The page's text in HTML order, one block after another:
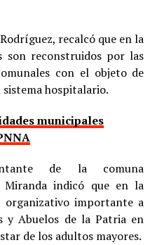
recalcó que en la
son reconstruidos por las
con el objeto de
hospitalario.
municipales
de la comuna
Miranda indicó que en la
importante a
y Abuelos de la Patria en
de los adultos mayores.